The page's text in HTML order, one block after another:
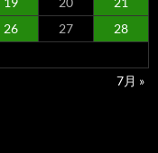
26 27
28
7月 »